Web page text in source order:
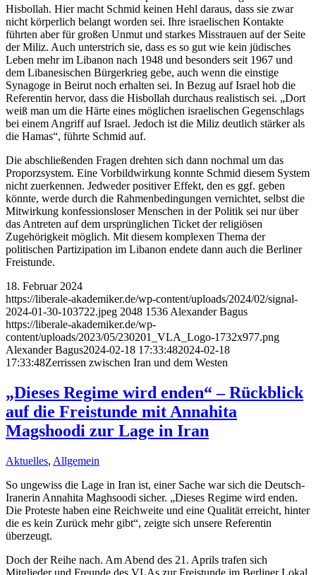
Hisbollah. Hier macht Schmid keinen Hehl daraus, dass sie zwar
nicht körperlich belangt worden sei. Ihre israelischen Kontakte
führten aber für großen Unmut und starkes Misstrauen auf der Seite
der Miliz. Auch unterstrich sie, dass es so gut wie kein jüdisches
Leben mehr im Libanon nach 1948 und besonders seit 1967 und
dem Libanesischen Bürgerkrieg gebe, auch wenn die einstige
Synagoge in Beirut noch erhalten sei. In Bezug auf Israel hob die
Referentin hervor, dass die Hisbollah durchaus realistisch sei. „Dort
weiß man um die Härte eines möglichen israelischen Gegenschlags
bei einem Angriff auf Israel. Jedoch ist die Miliz deutlich stärker als
die Hamas“, führte Schmid auf.
Die abschließenden Fragen drehten sich dann nochmal um das
Proporzsystem. Eine Vorbildwirkung konnte Schmid diesem System
nicht zuerkennen. Jedweder positiver Effekt, den es ggf. geben
könnte, werde durch die Rahmenbedingungen vernichtet, selbst die
Mitwirkung konfessionsloser Menschen in der Politik sei nur über
das Antreten auf dem ursprünglichen Ticket der religiösen
Zugehörigkeit möglich. Mit diesem komplexen Thema der
politischen Partizipation im Libanon endete dann auch die Berliner
Freistunde.
18. Februar 2024
https://liberale-akademiker.de/wp-content/uploads/2024/02/signal-
2024-01-30-103722.jpeg 2048 1536 Alexander Bagus
https://liberale-akademiker.de/wp-
content/uploads/2023/05/230201_VLA_Logo-1732x977.png
Alexander Bagus2024-02-18 17:33:482024-02-18
17:33:48Zerrissen zwischen Iran und dem Westen
„Dieses Regime wird enden“ – Rückblick
auf die Freistunde mit Annahita
Magshoodi zur Lage in Iran
Aktuelles, Allgemein
So ungewiss die Lage in Iran ist, einer Sache war sich die Deutsch-
Iranerin Annahita Maghsoodi sicher. „Dieses Regime wird enden.
Die Proteste haben eine Reichweite und eine Qualität erreicht, hinter
die es kein Zurück mehr gibt“, zeigte sich unsere Referentin
überzeugt.
Doch der Reihe nach. Am Abend des 21. Aprils trafen sich
Mitglieder und Freunde des VLAs zur Freistunde im Berliner Lokal